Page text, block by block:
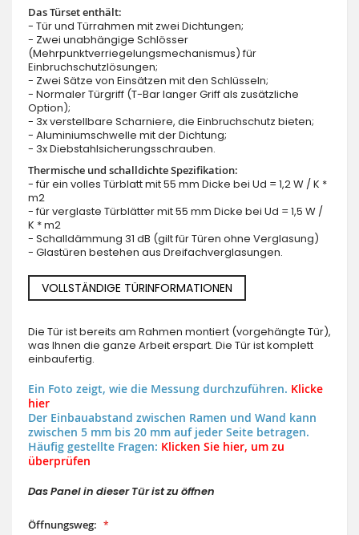
Das Türset enthält:
- Tür und Türrahmen mit zwei Dichtungen;
- Zwei unabhängige Schlösser
(Mehrpunktverriegelungsmechanismus) für
Einbruchschutzlösungen;
- Zwei Sätze von Einsätzen mit den Schlüsseln;
- Normaler Türgriff (T-Bar langer Griff als zusätzliche
Option);
- 3x verstellbare Scharniere, die Einbruchschutz bieten;
- Aluminiumschwelle mit der Dichtung;
- 3x Diebstahlsicherungsschrauben.
Thermische und schalldichte Spezifikation:
- für ein volles Türblatt mit 55 mm Dicke bei Ud = 1,2 W / K *
m2
- für verglaste Türblätter mit 55 mm Dicke bei Ud = 1,5 W /
K * m2
- Schalldämmung 31 dB (gilt für Türen ohne Verglasung)
- Glastüren bestehen aus Dreifachverglasungen.
VOLLSTÄNDIGE TÜRINFORMATIONEN
Die Tür ist bereits am Rahmen montiert (vorgehängte Tür),
was Ihnen die ganze Arbeit erspart. Die Tür ist komplett
einbaufertig.
Ein Foto zeigt, wie die Messung durchzuführen. Klicke
hier
Der Einbauabstand zwischen Ramen und Wand kann
zwischen 5 mm bis 20 mm auf jeder Seite betragen.
Häufig gestellte Fragen: Klicken Sie hier, um zu
überprüfen
Das Panel in dieser Tür ist zu öffnen
Öffnungsweg: